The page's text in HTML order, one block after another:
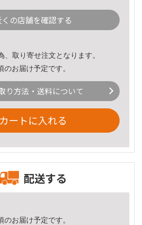
の店舗を確認する
、取り寄せ注文となります。
のお届け予定です。
り方法・送料について
カートに入れる
配送する
のお届け予定です。